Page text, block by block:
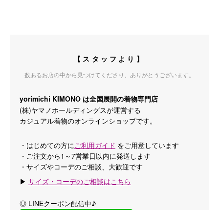
【スタッフより】
数あるお店の中から見つけてくださり、ありがとうございます。
yorimichi KIMONO は全国展開の着物専門店
(株)ヤマノホールディングスが運営する
カジュアル着物のオンラインショップです。
・はじめての方に ご利用ガイド をご用意しています
・ご注文から1～7営業日以内に発送します
・サイズやコーデのご相談、大歓迎です
▶ サイズ・コーデのご相談はこちら
◎ LINEクーポン配信中♪